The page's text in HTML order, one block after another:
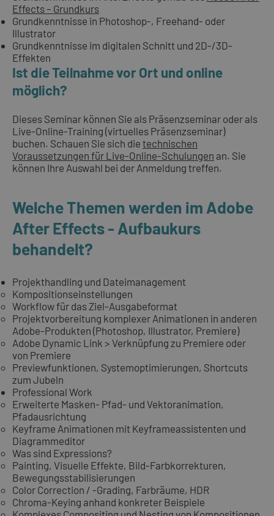
Effects – Grundkurs
Grundkenntnisse in Photoshop-, Freehand- oder
Illustrator
Grundkenntnisse im digitalen Schnitt und 2D-/3D-
Effekten
Ist die Teilnahme vor Ort und online
möglich?
Dieses Seminar können Sie als Präsenzseminar oder als
Live-Online-Training (virtuelles Präsenzseminar)
buchen. Schauen Sie sich die technischen
Voraussetzungen für Live-Online-Schulungen an. Sie
können Ihre Auswahl bei der Anmeldung treffen.
Welche Themen werden im Adobe
After Effects - Aufbaukurs
behandelt?
Projekthandling und Dateimanagement
Kompositionseinstellungen
Workflow für das Ziel-Ausgabeformat
Projektvorbereitung komplexer Animationen in anderen
Adobe-Produkten (Photoshop, Illustrator, Premiere)
Adobe Dynamic Link > Verknüpfung zu Premiere oder
von Premiere
Previewfunktionen, Systemoptimierungen, Shortcuts
zum Jubeln
Professional Work
Erweiterte Masken- Pfad- und Vektoranimation,
Pfadausrichtung
Keyframe Animationen mit Keyframeassistenten und
Diagrammeditor
Was sind Expressions?
Painting, Visuelle Effekte, Bild-Farbkorrekturen,
Bewegungsstabilisierungen
Color Correction / -Grading, Farbräume, HDR
Chroma-Keying anhand konkreter Beispiele